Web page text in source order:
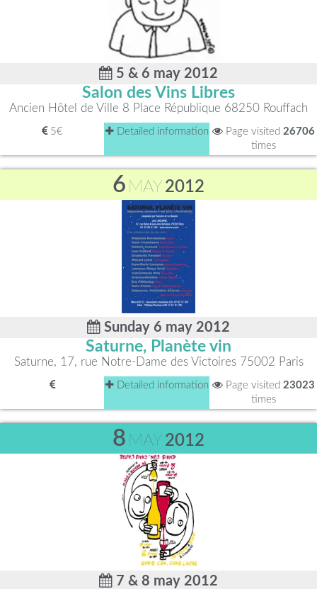
5 & 6 may 2012
Salon des Vins Libres
Ancien Hôtel de Ville 8 Place République 68250 Rouffach
5€ Detailed information Page visited 26706
times
6 MAY 2012
Sunday 6 may 2012
Saturne, Planète vin
Saturne, 17, rue Notre-Dame des Victoires 75002 Paris
Detailed information Page visited 23023
times
8 MAY 2012
7 & 8 may 2012